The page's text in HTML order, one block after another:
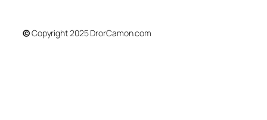
Copyright 2025 DrorCamon.com
©